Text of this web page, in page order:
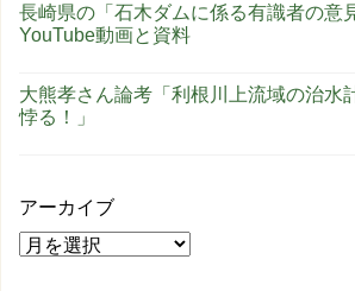
長崎県の「石木ダムに係る有識者の意
YouTube動画と資料
大熊孝さん論考「利根川上流域の治水
悖る！」
アーカイブ